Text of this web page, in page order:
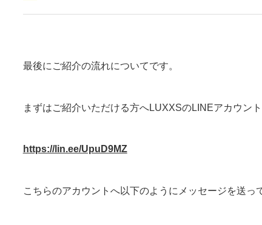
最後にご紹介の流れについてです。
まずはご紹介いただける方へLUXXSのLINEアカウント
https://lin.ee/UpuD9MZ
こちらのアカウントへ以下のようにメッセージを送っ